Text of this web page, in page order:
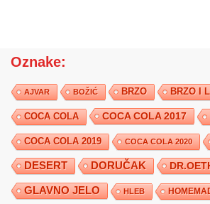
Oznake:
AJVAR BOŽIĆ BRZO BRZO I
COCA COLA COCA COLA 2017
COCA COLA 2019 COCA COLA 2020
DESERT DORUČAK
GLAVNO JELO HLEB